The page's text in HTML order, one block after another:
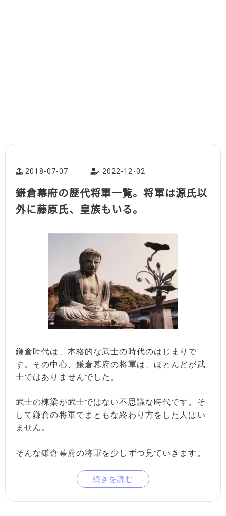
2018-07-07 2022-12-02
鎌倉幕府の歴代将軍一覧。将軍は源氏以
外に藤原氏、皇族もいる。
鎌倉時代は、本格的な武士の時代のはじまりで
す。その中心、鎌倉幕府の将軍は、ほとんどが武
士ではありませんでした。
武士の棟梁が武士ではない不思議な時代です。そ
して鎌倉の将軍でまともな終わり方をした人はい
ません。
そんな鎌倉幕府の将軍を少しずつ見ていきます。
続きを読む